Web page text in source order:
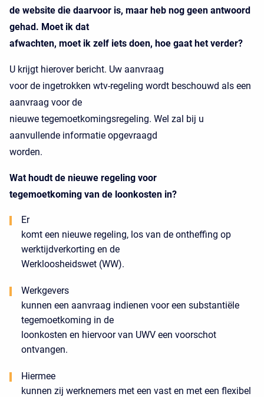
de website die daarvoor is, maar heb nog geen antwoord
gehad. Moet ik dat
afwachten, moet ik zelf iets doen, hoe gaat het verder?
U krijgt hierover bericht. Uw aanvraag
voor de ingetrokken wtv-regeling wordt beschouwd als een
aanvraag voor de
nieuwe tegemoetkomingsregeling. Wel zal bij u
aanvullende informatie opgevraagd
worden.
Wat houdt de nieuwe regeling voor
tegemoetkoming van de loonkosten in?
Er
komt een nieuwe regeling, los van de ontheffing op
werktijdverkorting en de
Werkloosheidswet (WW).
Werkgevers
kunnen een aanvraag indienen voor een substantiële
tegemoetkoming in de
loonkosten en hiervoor van UWV een voorschot
ontvangen.
Hiermee
kunnen zij werknemers met een vast en met een flexibel